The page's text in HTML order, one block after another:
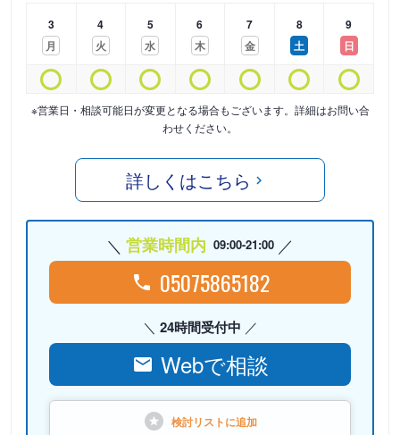
3
月
4
火
5
水
6
木
7
金
8
土
9
日
※営業日・相談可能日が変更となる場合もございます。詳細はお問い合
わせください。
詳しくはこちら
営業時間内 09:00-21:00
05075865182
24時間受付中
Webで相談
検討リストに追加